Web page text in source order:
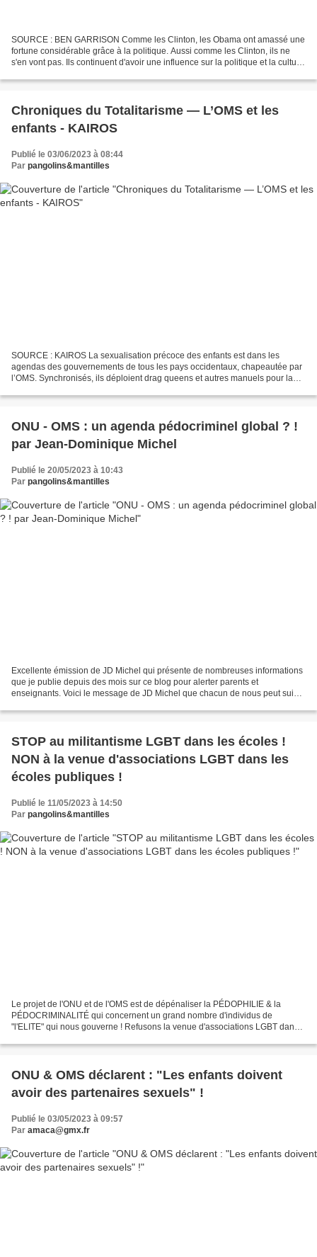
SOURCE : BEN GARRISON Comme les Clinton, les Obama ont amassé une
fortune considérable grâce à la politique. Aussi comme les Clinton, ils ne
s'en vont pas. Ils continuent d'avoir une influence sur la politique et la culture
Chroniques du Totalitarisme — L’OMS et les
enfants - KAIROS
Publié le 03/06/2023 à 08:44
Par pangolins&mantilles
SOURCE : KAIROS La sexualisation précoce des enfants est dans les
agendas des gouvernements de tous les pays occidentaux, chapeautée par
l’OMS. Synchronisés, ils déploient drag queens et autres manuels pour la
ONU - OMS : un agenda pédocriminel global ? !
par Jean-Dominique Michel
Publié le 20/05/2023 à 10:43
Par pangolins&mantilles
Excellente émission de JD Michel qui présente de nombreuses informations
que je publie depuis des mois sur ce blog pour alerter parents et
enseignants. Voici le message de JD Michel que chacun de nous peut suivre
STOP au militantisme LGBT dans les écoles !
NON à la venue d'associations LGBT dans les
écoles publiques !
Publié le 11/05/2023 à 14:50
Par pangolins&mantilles
Le projet de l'ONU et de l'OMS est de dépénaliser la PÉDOPHILIE & la
PÉDOCRIMINALITÉ qui concernent un grand nombre d'individus de
"l'ELITE" qui nous gouverne ! Refusons la venue d'associations LGBT dans
ONU & OMS déclarent : "Les enfants doivent
avoir des partenaires sexuels" !
Publié le 03/05/2023 à 09:57
Par amaca@gmx.fr